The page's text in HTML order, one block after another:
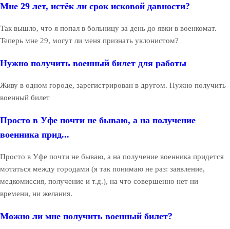
Мне 29 лет, истёк ли срок исковой давности?
Так вышло, что я попал в больницу за день до явки в военкомат.
Теперь мне 29, могут ли меня признать уклонистом?
Нужно получить военный билет для работы
Живу в одном городе, зарегистрирован в другом. Нужно получить
военный билет
Просто в Уфе почти не бываю, а на получение
военника прид...
Просто в Уфе почти не бываю, а на получение военника придется
мотаться между городами (я так понимаю не раз: заявление,
медкомиссия, получение и т.д.), на что совершенно нет ни
времени, ни желания.
Можно ли мне получить военный билет?